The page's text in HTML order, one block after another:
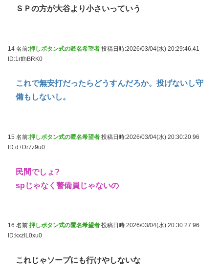
ＳＰの方が大谷より小さいっていう
14 名前:押しボタン式の匿名希望者 投稿日時:2026/03/04(水) 20:29:46.41
ID:1rtfhBRK0
これで無安打だったらどうすんだろか。投げないし守
備もしないし。
15 名前:押しボタン式の匿名希望者 投稿日時:2026/03/04(水) 20:30:20.96
ID:d+Dr7z9u0
民間でしょ?
spじゃなく警備員じゃないの
16 名前:押しボタン式の匿名希望者 投稿日時:2026/03/04(水) 20:30:27.96
ID:kxzIL0xu0
これじゃソープにも行けやしないな